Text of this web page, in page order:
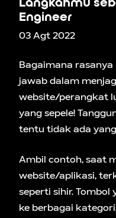
Engineer
03 Agt 2022
Bagaimana
jawab dalam
website/perangkat
yang sepele!
tentu tidak ada
Ambil contoh, saat
website/aplikasi,
seperti sihir.
ke berbagai